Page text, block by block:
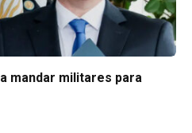
mandar militares para